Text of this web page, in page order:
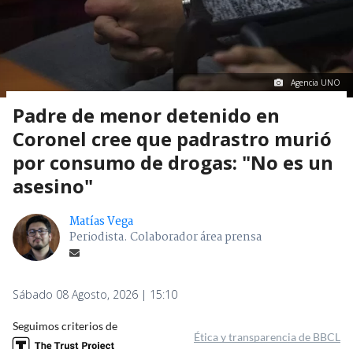
Agencia UNO
Padre de menor detenido en
Coronel cree que padrastro murió
por consumo de drogas: "No es un
asesino"
Matías Vega
Periodista. Colaborador área prensa
Sábado 08 Agosto, 2026 | 15:10
Seguimos criterios de
Ética y transparencia de BBCL